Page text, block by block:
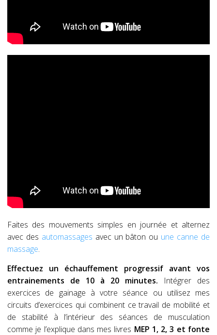
Faites des mouvements simples en journée et alternez
avec des automassages avec un bâton ou une canne de
massage.
Effectuez un échauffement progressif avant vos
entrainements de 10 à 20 minutes. Intégrer des
exercices de gainage à votre séance ou utilisez mes
circuits d’exercices qui combinent ce travail de mobilité et
de stabilité à l’intérieur des séances de musculation
comme je l’explique dans mes livres MEP 1, 2, 3 et fonte